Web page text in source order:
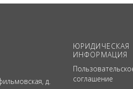
д.
ЮРИДИЧЕСКАЯ
ИНФОРМАЦИЯ
соглашение